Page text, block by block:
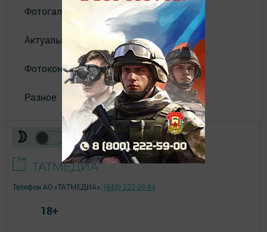
Фотогалереи
Актуальное видео
Фотоконкурс
Разное
Телефон АО «ТАТМЕДИА»: (843) 222 09 84
18+